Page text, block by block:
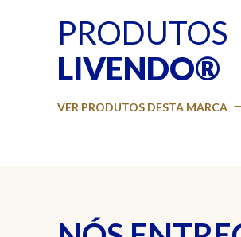
PRODUTOS
LIVENDO®
VER PRODUTOS DESTA MARCA
MASSA MADRE
DESIDRATADA DE TRIGO